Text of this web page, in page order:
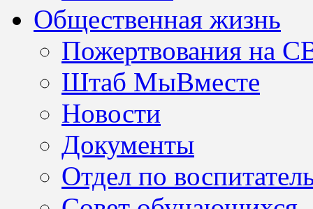
Общественная жизнь
Пожертвования на
Штаб МыВместе
Новости
Документы
Отдел по